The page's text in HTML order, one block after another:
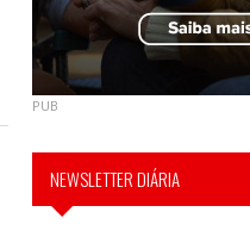
PUB
NEWSLETTER DIÁRIA